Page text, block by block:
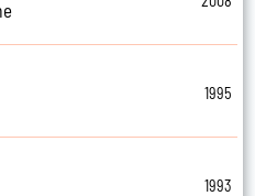
1995
1993